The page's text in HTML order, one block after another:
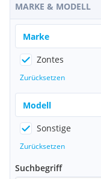
MARKE & MODELL
Marke
Zontes
Zurücksetzen
Modell
Sonstige
Zurücksetzen
Suchbegriff